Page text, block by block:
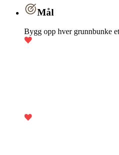
Mål
Bygg opp hver grunnbunke